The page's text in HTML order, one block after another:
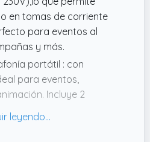
en tomas de corriente
para eventos al
y más.
portátil : con
para eventos,
Incluye 2